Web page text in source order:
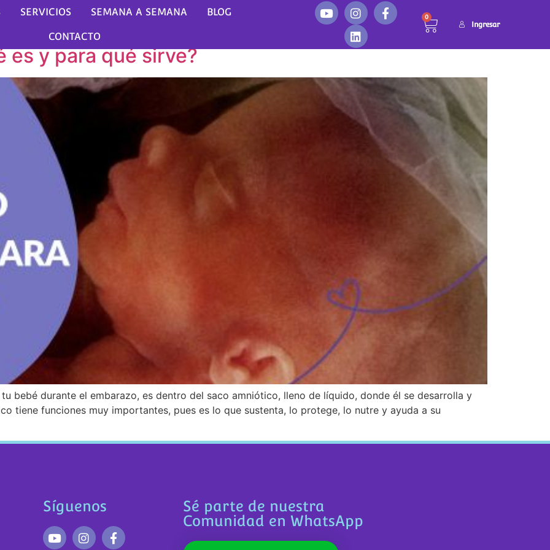
SERVICIOS SEMANA A SEMANA BLOG
CONTACTO
0
Ingresar
2023
es y para qué sirve?
bebé durante el embarazo, es dentro del saco amniótico, lleno de líquido, donde él se desarrolla y
tiene funciones muy importantes, pues es lo que sustenta, lo protege, lo nutre y ayuda a su
Síguenos
Sé parte de nuestra
Comunidad en WhatsApp